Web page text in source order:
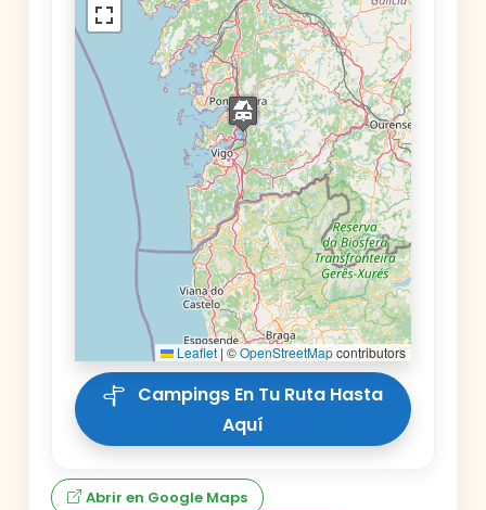
Leaflet |©OpenStreetMapcontributors
Aquí
Abrir en Google Maps